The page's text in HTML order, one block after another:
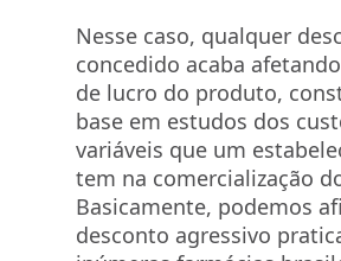
Nesse caso, qualquer
concedido acaba
de lucro do produto,
base em estudos dos
variáveis que um
tem na comercialização
Basicamente, podemos
desconto agressivo